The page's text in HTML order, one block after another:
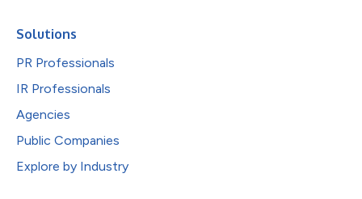
Solutions
PR Professionals
IR Professionals
Agencies
Public Companies
Explore by Industry